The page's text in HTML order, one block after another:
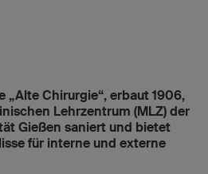
„Alte Chirurgie“, erbaut 1906,
Lehrzentrum (MLZ) der
Gießen saniert und bietet
für interne und externe